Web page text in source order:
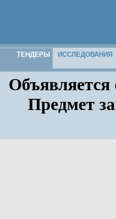
ТЕНДЕРЫ ИССЛЕДОВАНИЯ
Предмет